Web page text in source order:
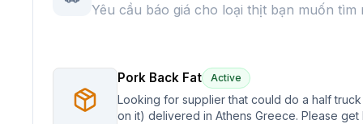
Yêu cầu báo giá cho loại thịt bạn muốn tìm
Pork Back Fat Active
Looking for supplier that could do a half
on it) delivered in Athens Greece. Please